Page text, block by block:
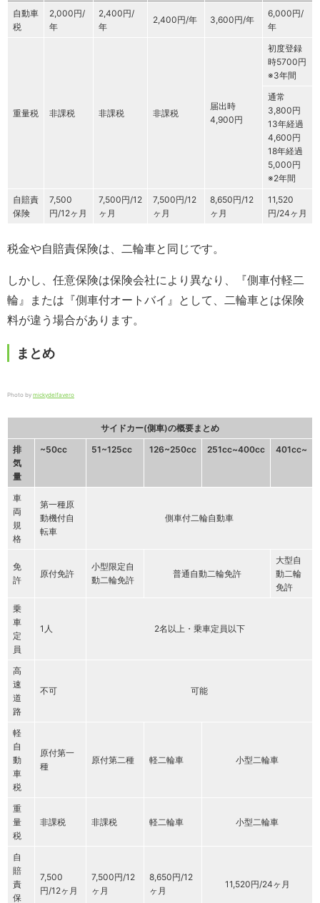
自動車
税
2,000円/
年
2,400円/
年
2,400円/年 3,600円/年
6,000円/
年
重量税 非課税 非課税 非課税
届出時
4,900円
初度登録
時5700円
※3年間
通常
3,800円
13年経過
4,600円
18年経過
5,000円
※2年間
自賠責
保険
7,500
円/12ヶ月
7,500円/12
ヶ月
7,500円/12
ヶ月
8,650円/12
ヶ月
11,520
円/24ヶ月
税金や自賠責保険は、二輪車と同じです。
しかし、任意保険は保険会社により異なり、『側車付軽二
輪』または『側車付オートバイ』として、二輪車とは保険
料が違う場合があります。
まとめ
Photo by mickydelfavero
サイドカー(側車)の概要まとめ
排
気
量
~50cc 51~125cc 126~250cc 251cc~400cc 401cc~
車
両
規
格
第一種原
動機付自
転車
側車付二輪自動車
免
許
原付免許
小型限定自
動二輪免許
普通自動二輪免許
大型自
動二輪
免許
乗
車
定
員
1人 2名以上・乗車定員以下
高
速
道
路
不可 可能
軽
自
動
車
税
原付第一
種
原付第二種 軽二輪車 小型二輪車
重
量
税
非課税 非課税 軽二輪車 小型二輪車
自
賠
責
保
7,500
円/12ヶ月
7,500円/12
ヶ月
8,650円/12
ヶ月
11,520円/24ヶ月